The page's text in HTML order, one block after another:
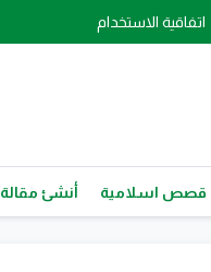
اتفاقية الاستخدام
قصص اسلامية أنشئ مقالة